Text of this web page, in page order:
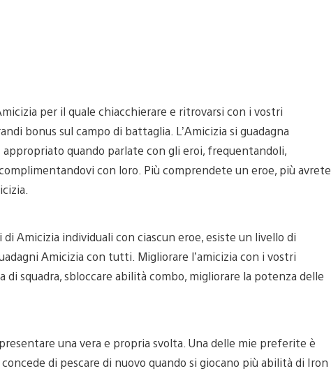
per il quale chiacchierare e ritrovarsi con i vostri
bonus sul campo di battaglia. L’Amicizia si guadagna
quando parlate con gli eroi, frequentandoli,
con loro. Più comprendete un eroe, più avrete
Amicizia individuali con ciascun eroe, esiste un livello di
Amicizia con tutti. Migliorare l’amicizia con i vostri
squadra, sbloccare abilità combo, migliorare la potenza delle
una vera e propria svolta. Una delle mie preferite è
di pescare di nuovo quando si giocano più abilità di Iron